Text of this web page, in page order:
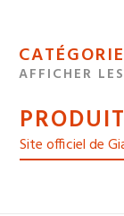
MENU
DE
DES
AFFICHER
Site officiel de